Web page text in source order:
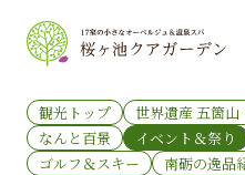
観光トップ 世界遺産 五箇山
なんと百景
イベント＆祭り
ゴルフ＆スキー
南砺の逸品